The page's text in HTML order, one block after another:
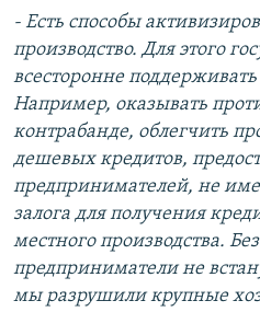
- Есть способы
производство. Для этого
всесторонне
Например, оказывать
контрабанде, облегчить
дешевых кредитов,
предпринимателей, не
залога для получения
местного производства.
предприниматели не
мы разрушили крупные